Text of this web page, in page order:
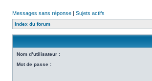
Messages sans réponse | Sujets actifs
Index du forum
Nom d’utilisateur :
Mot de passe :